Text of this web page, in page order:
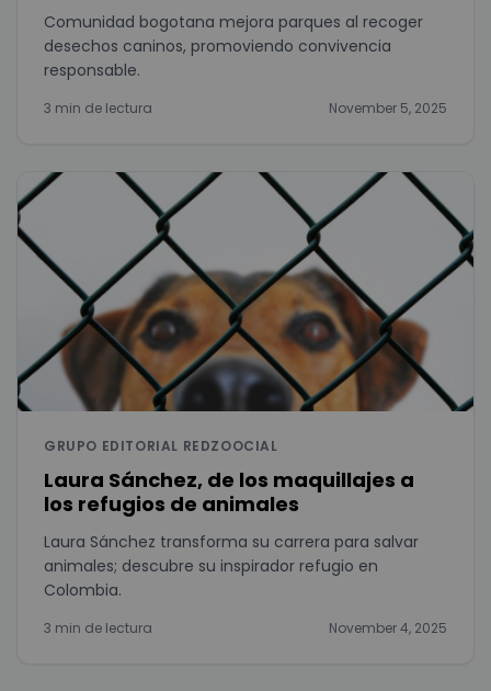
Comunidad bogotana mejora parques al recoger
desechos caninos, promoviendo convivencia
responsable.
3 min de lectura November 5, 2025
GRUPO EDITORIAL REDZOOCIAL
Laura Sánchez, de los maquillajes a
los refugios de animales
Laura Sánchez transforma su carrera para salvar
animales; descubre su inspirador refugio en
Colombia.
3 min de lectura November 4, 2025